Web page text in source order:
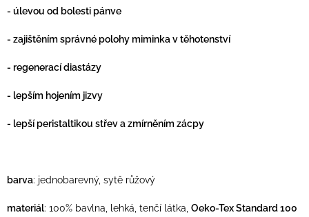
- úlevou od bolesti pánve
- zajištěním správné polohy miminka v těhotenství
- regenerací diastázy
- lepším hojením jizvy
- lepší peristaltikou střev azmírněnímzácpy
barva: jednobarevný, sytě růžový
materiál: 100% bavlna, lehká, tenčí látka, Oeko-Tex Standard 100